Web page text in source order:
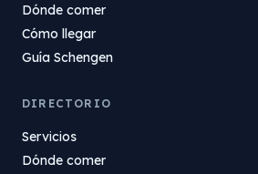
Dónde comer
Cómo llegar
Guía Schengen
DIRECTORIO
Servicios
Dónde comer